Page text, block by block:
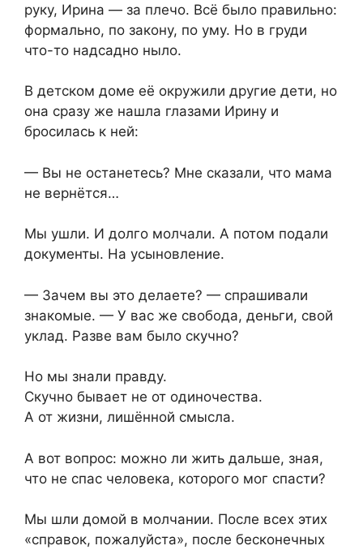
руку, Ирина — за плечо. Всё было правильно:
формально, по закону, по уму. Но в груди
что-то надсадно ныло.
В детском доме её окружили другие дети, но
она сразу же нашла глазами Ирину и
бросилась к ней:
— Вы не останетесь? Мне сказали, что мама
не вернётся…
Мы ушли. И долго молчали. А потом подали
документы. На усыновление.
— Зачем вы это делаете? — спрашивали
знакомые. — У вас же свобода, деньги, свой
уклад. Разве вам было скучно?
Но мы знали правду.
Скучно бывает не от одиночества.
А от жизни, лишённой смысла.
А вот вопрос: можно ли жить дальше, зная,
что не спас человека, которого мог спасти?
Мы шли домой в молчании. После всех этих
«справок, пожалуйста», после бесконечных